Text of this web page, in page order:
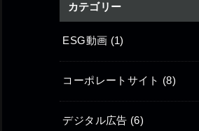
カテゴリー
ESG動画 (1)
コーポレートサイト (8)
デジタル広告 (6)